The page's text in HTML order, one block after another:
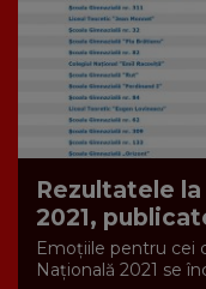
Rezultatele
2021,
Emoțiile pentru cei
Națională 2021 se